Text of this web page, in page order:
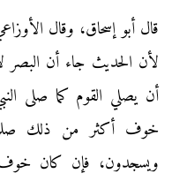
قال أبو إسحاق، وقال
لأن الحديث جاء أن البصر
أن يصلي القوم كما صلى
خوف أكثر من ذلك صلوا
ويسجدون، فإن كان